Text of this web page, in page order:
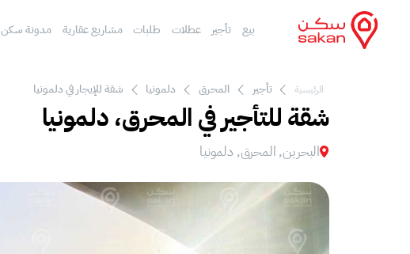
بيع تأجير عطلات طلبات مشاريع عقارية مدونة سكن
الرئيسية تأجير المحرق دلمونيا شقة للإيجار في دلمونيا
شقة للتأجير في المحرق، دلمونيا
البحرين, المحرق, دلمونيا